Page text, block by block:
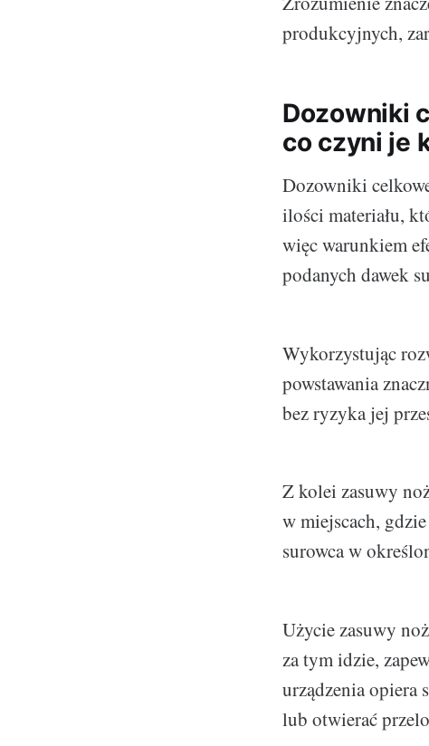
produkcyjnych,
Dozowniki
co czyni je
Dozowniki
ilości materiału,
więc warunkiem
podanych dawek
Wykorzystując
powstawania
bez ryzyka jej
Z kolei zasuwy
w miejscach,
surowca w
Użycie zasuwy
za tym idzie,
urządzenia opiera
lub otwierać